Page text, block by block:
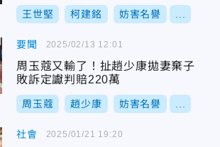
王世堅 柯建銘 妨害名譽
要聞
周玉蔻又輸了！扯趙少康拋妻棄子
敗訴定讞判賠220萬
周玉蔻 趙少康 妨害名譽
2025/02/13 12:01
社會 2025/01/21 19:20